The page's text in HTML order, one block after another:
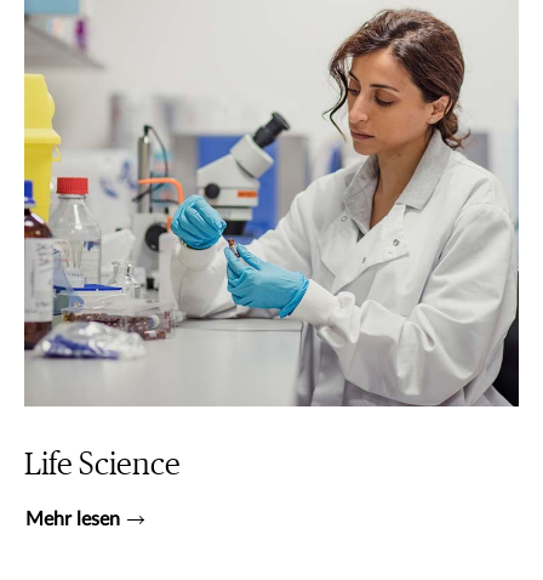
Life Science
Mehr lesen